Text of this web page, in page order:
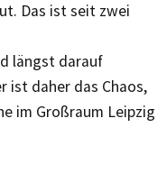
Das ist seit zwei
längst darauf
ist daher das Chaos,
im Großraum Leipzig